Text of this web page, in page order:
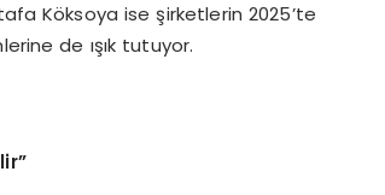
Köksoya ise şirketlerin 2025’te
de ışık tutuyor.